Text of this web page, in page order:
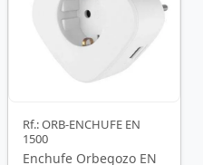
Rf.: ORB-ENCHUFE EN
1500
Enchufe Orbegozo EN